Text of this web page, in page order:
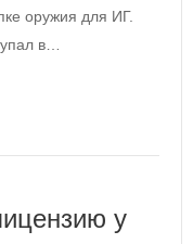
оружия для ИГ.
в…
у